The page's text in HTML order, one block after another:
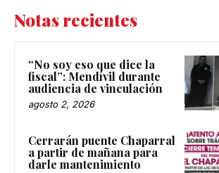
Notas recientes
“No soy eso que dice la
fiscal”: Mendívil durante
audiencia de vinculación
agosto 2, 2026
Cerrarán puente Chaparral
a partir de mañana para
darle mantenimiento